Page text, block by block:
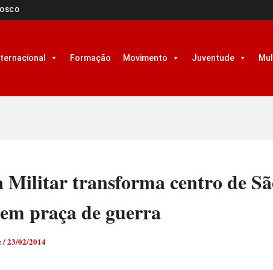
Formação Movimento Juventude
Militar transforma centro de
praça de guerra
/23/02/2014